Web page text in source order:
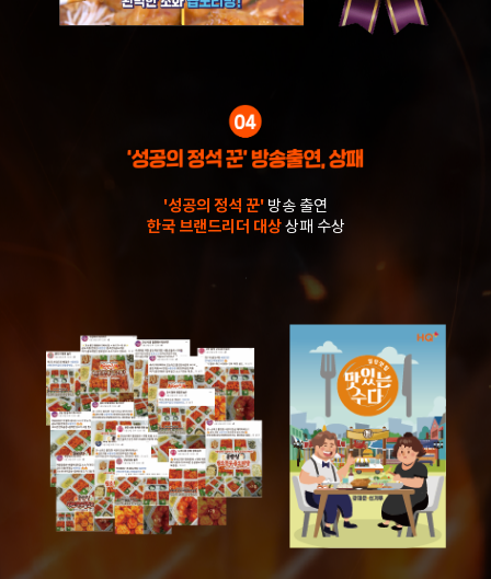
'성공의 정석 꾼' 방송 출연
한국 브랜드리더 대상상패 수상
.